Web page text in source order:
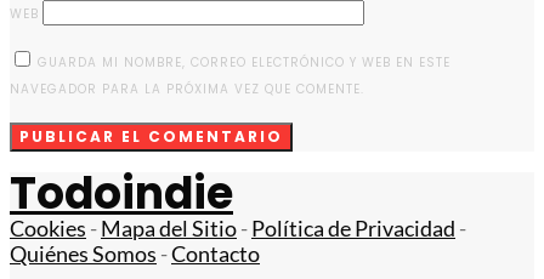
WEB
GUARDA MI NOMBRE, CORREO ELECTRÓNICO Y WEB EN ESTE
NAVEGADOR PARA LA PRÓXIMA VEZ QUE COMENTE.
Todoindie
Cookies -Mapa del Sitio-Política de Privacidad -
Quiénes Somos -Contacto